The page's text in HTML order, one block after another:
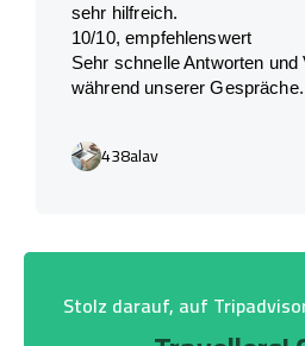
sehr hilfreich.
10/10, empfehlenswert
Sehr schnelle Antworten und
während unserer Gespräche.
438alav
Stolz darauf, auf